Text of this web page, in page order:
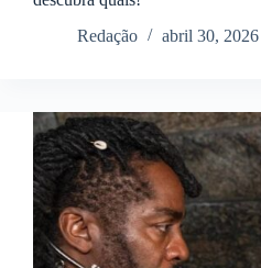
Redação
abril 30, 2026